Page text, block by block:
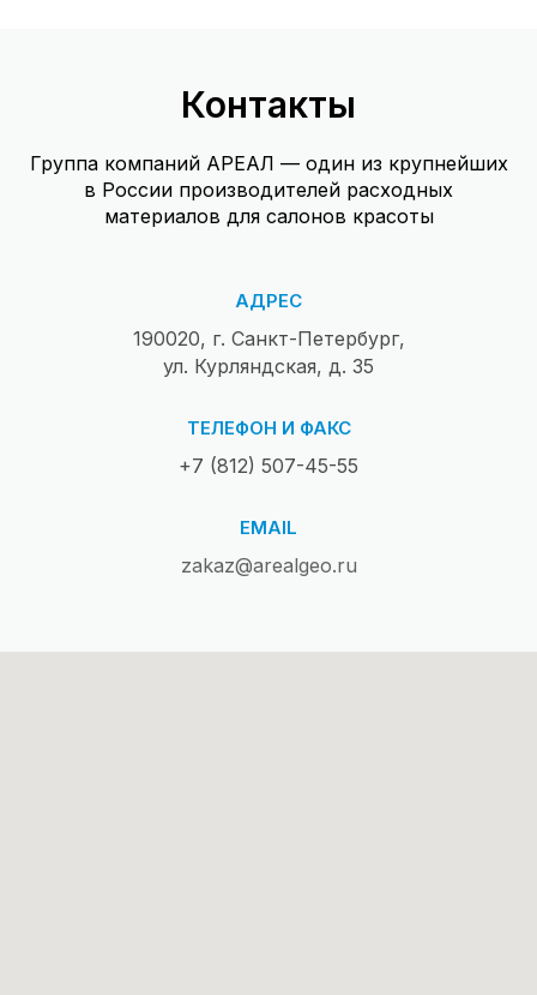
Контакты
Группа компаний АРЕАЛ — один из крупнейших
в России производителей расходных
материалов для салонов красоты
АДРЕС
190020, г. Санкт-Петербург,
ул. Курляндская, д. 35
ТЕЛЕФОН И ФАКС
+7 (812) 507-45-55
EMAIL
zakaz@arealgeo.ru